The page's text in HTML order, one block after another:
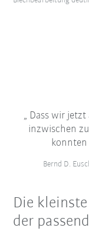
Dass wir
inzwischen
konnten
Bernd D.
Die
der